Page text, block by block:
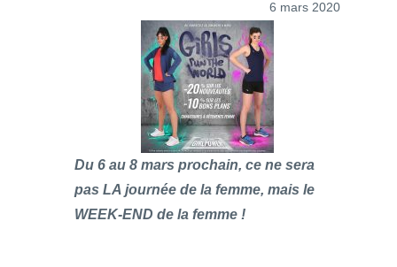
6 mars 2020
Du 6 au 8 mars prochain, ce ne sera
pas LA journée de la femme, mais le
WEEK-END de la femme !